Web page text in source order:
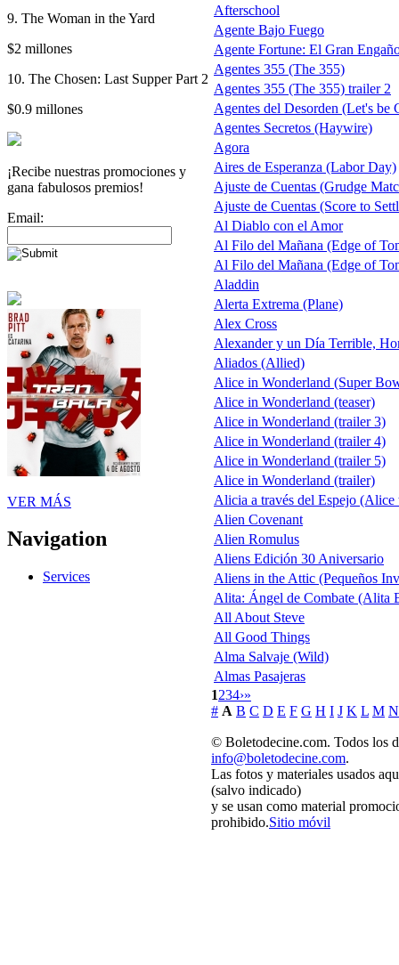
9. The Woman in the Yard
$2 millones
10. The Chosen: Last Supper Part 2
$0.9 millones
¡Recibe nuestras promociones y
gana fabulosos premios!
Email:
VER MÁS
Navigation
Services
Afterschool
Agente Bajo Fuego
Agente Fortune: El Gran
Agentes 355 (The 355)
Agentes 355 (The 355) trailer 2
Agentes del Desorden (Let's be
Agentes Secretos (Haywire)
Agora
Aires de Esperanza (Labor Day)
Ajuste de Cuentas (Grudge
Ajuste de Cuentas (Score to
Al Diablo con el Amor
Al Filo del Mañana (Edge of
Al Filo del Mañana (Edge of
Aladdin
Alerta Extrema (Plane)
Alex Cross
Alexander y un Día Terrible,
Aliados (Allied)
Alice in Wonderland (Super
Alice in Wonderland (teaser)
Alice in Wonderland (trailer 3)
Alice in Wonderland (trailer 4)
Alice in Wonderland (trailer 5)
Alice in Wonderland (trailer)
Alicia a través del Espejo
Alien Covenant
Alien Romulus
Aliens Edición 30 Aniversario
Aliens in the Attic (Pequeños
Alita: Ángel de Combate (Alita
All About Steve
All Good Things
Alma Salvaje (Wild)
Almas Pasajeras
1234›»
# A B C D E F G H I J K L M N
© Boletodecine.com. Todos los
info@boletodecine.com.
Las fotos y materiales usados
(salvo indicado)
y se usan como material
prohibido.Sitio móvil